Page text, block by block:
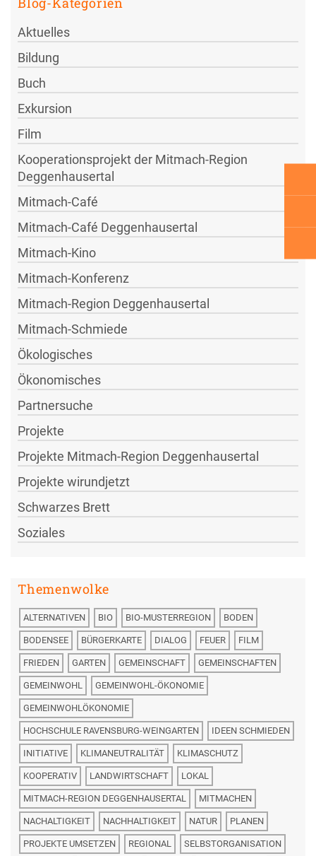
Aktuelles
Bildung
Buch
Exkursion
Film
Kooperationsprojekt der Mitmach-Region
Deggenhausertal
Mitmach-Café
Mitmach-Café Deggenhausertal
Mitmach-Kino
Mitmach-Konferenz
Mitmach-Region Deggenhausertal
Mitmach-Schmiede
Ökologisches
Ökonomisches
Partnersuche
Projekte
Projekte Mitmach-Region Deggenhausertal
Projekte wirundjetzt
Schwarzes Brett
Soziales
Themenwolke
ALTERNATIVEN BIO BIO-MUSTERREGION BODEN
BODENSEE BÜRGERKARTE DIALOG FEUER FILM
FRIEDEN GARTEN GEMEINSCHAFT GEMEINSCHAFTEN
GEMEINWOHL GEMEINWOHL-ÖKONOMIE
GEMEINWOHLÖKONOMIE
HOCHSCHULE RAVENSBURG-WEINGARTEN IDEEN SCHMIEDEN
INITIATIVE KLIMANEUTRALITÄT KLIMASCHUTZ
KOOPERATIV LANDWIRTSCHAFT LOKAL
MITMACH-REGION DEGGENHAUSERTAL MITMACHEN
NACHALTIGKEIT NACHHALTIGKEIT NATUR PLANEN
PROJEKTE UMSETZEN REGIONAL SELBSTORGANISATION